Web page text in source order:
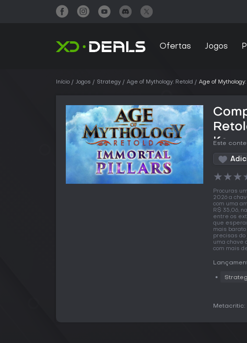
Ofertas Jogos
Início Jogos Strategy Age of Mythology: Retold Age of
Key
Este
★★★
Procuras
2026 a
com uma
R$ 35,06,
entre os
que
mais barato
precisas do
uma chave
com mais
Metacritic: